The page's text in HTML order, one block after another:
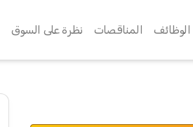
الوظائف المناقصات نظرة على السوق